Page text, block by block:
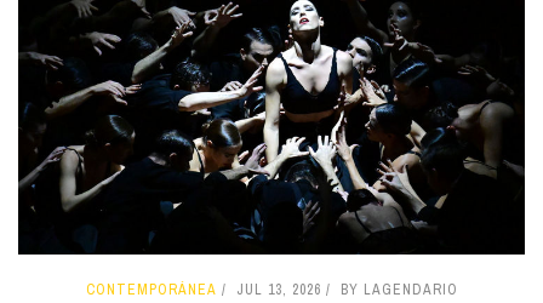
CONTEMPORÁNEA JUL 13, 2026 BY LAGENDARIO